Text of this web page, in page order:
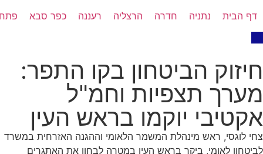
דף הבית נתניה חדרה הרצליה רעננה כפר סבא
חיזוק הביטחון בקו התפר:
מערך תצפיות וחמ"ל
אקטיבי יוקמו בראש העין
צחי לוגסי, ראש מינהלת המשמר הלאומי וההגנה האזרחית במשרד
לביטחון לאומי, ביקר בראש העין במטרה לבחון את האתגרים